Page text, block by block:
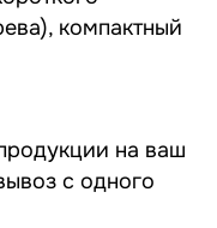
компактный
на ваш
с одного